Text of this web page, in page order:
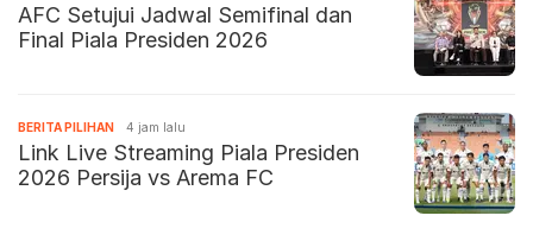
AFC Setujui Jadwal Semifinal dan
Final Piala Presiden 2026
BERITA PILIHAN 4 jam lalu
Link Live Streaming Piala Presiden
2026 Persija vs Arema FC